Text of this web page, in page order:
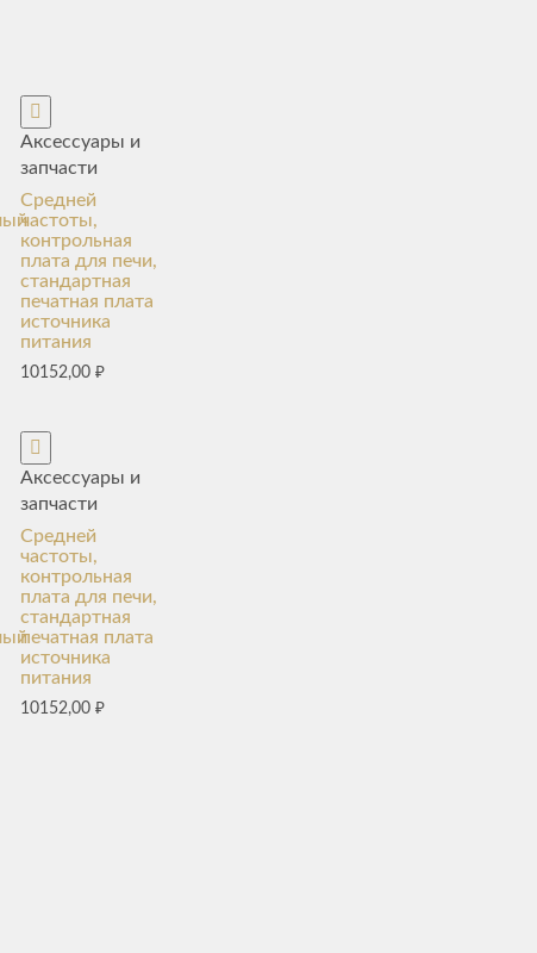
Аксессуары и
запчасти
Средней
частоты,
контрольная
плата для печи,
стандартная
печатная плата
источника
питания
10152,00 ₽
Аксессуары и
запчасти
Средней
частоты,
контрольная
плата для печи,
стандартная
печатная плата
источника
питания
10152,00 ₽